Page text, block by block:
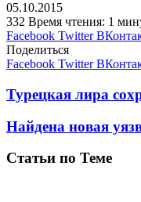
05.10.2015
332 Время чтения: 1
Facebook Twitter
Поделиться
Facebook Twitter
Турецкая лира
Найдена новая
Статьи по Теме